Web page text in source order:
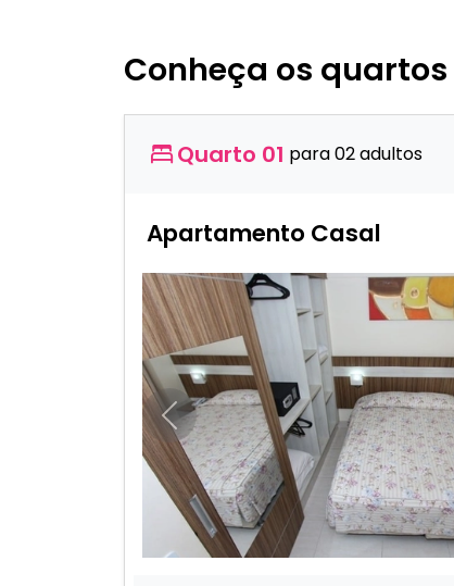
Conheça os quartos
Quarto 01 para 02 adultos
Apartamento Casal
Anterior